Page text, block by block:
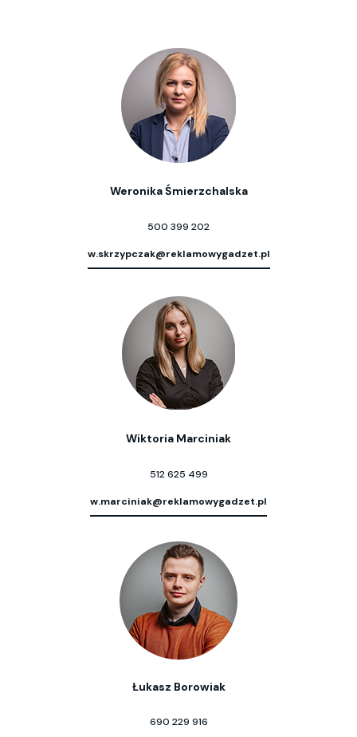
Weronika Śmierzchalska
500 399 202
w.skrzypczak@reklamowygadzet.pl
Wiktoria Marciniak
512 625 499
w.marciniak@reklamowygadzet.pl
Łukasz Borowiak
690 229 916